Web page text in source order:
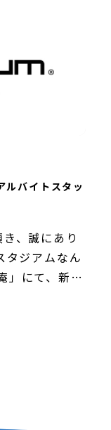
ルバイトスタッ
、誠にあり
タジアムなん
」にて、新た